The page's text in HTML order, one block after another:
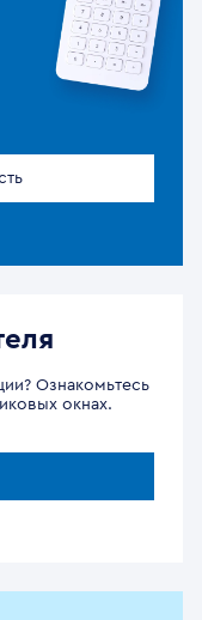
Ознакомьтесь
окнах.